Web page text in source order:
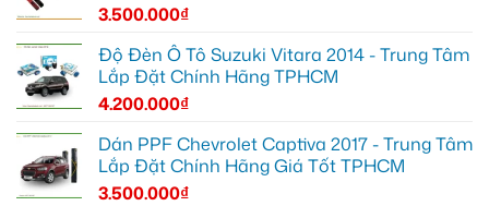
3.500.000₫
Độ Đèn Ô Tô Suzuki Vitara 2014 - Trung Tâm
Lắp Đặt Chính Hãng TPHCM
4.200.000₫
Dán PPF Chevrolet Captiva 2017 - Trung Tâm
Lắp Đặt Chính Hãng Giá Tốt TPHCM
3.500.000₫